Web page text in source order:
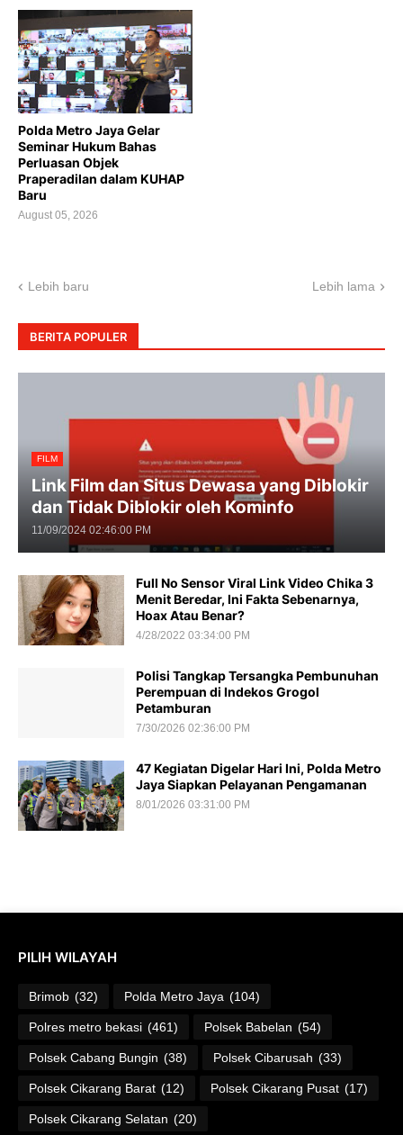
Polda Metro Jaya Gelar
Seminar Hukum Bahas
Perluasan Objek
Praperadilan dalam KUHAP
Baru
August 05, 2026
Lebih baru Lebih lama
BERITA POPULER
FILM
Link Film dan Situs Dewasa yang Diblokir
dan Tidak Diblokir oleh Kominfo
11/09/2024 02:46:00 PM
Full No Sensor Viral Link Video Chika 3
Menit Beredar, Ini Fakta Sebenarnya,
Hoax Atau Benar?
4/28/2022 03:34:00 PM
Polisi Tangkap Tersangka Pembunuhan
Perempuan di Indekos Grogol
Petamburan
7/30/2026 02:36:00 PM
47 Kegiatan Digelar Hari Ini, Polda Metro
Jaya Siapkan Pelayanan Pengamanan
8/01/2026 03:31:00 PM
PILIH WILAYAH
Brimob (32) Polda Metro Jaya (104)
Polres metro bekasi (461) Polsek Babelan (54)
Polsek Cabang Bungin (38) Polsek Cibarusah (33)
Polsek Cikarang Barat (12) Polsek Cikarang Pusat (17)
Polsek Cikarang Selatan (20)